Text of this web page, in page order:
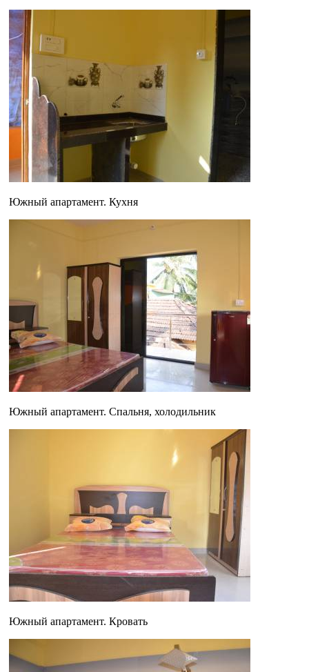
Южный апартамент. Кухня
Южный апартамент. Спальня, холодильник
Южный апартамент. Кровать